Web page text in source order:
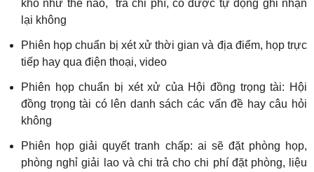
khổ như thế nào, trả chi phí, có được tự động ghi nhận
lại không
Phiên họp chuẩn bị xét xử thời gian và địa điểm, họp trực
tiếp hay qua điện thoại, video
Phiên họp chuẩn bị xét xử của Hội đồng trọng tài: Hội
đồng trọng tài có lên danh sách các vấn đề hay câu hỏi
không
Phiên họp giải quyết tranh chấp: ai sẽ đặt phòng họp,
phòng nghỉ giải lao và chi trả cho chi phí đặt phòng, liệu